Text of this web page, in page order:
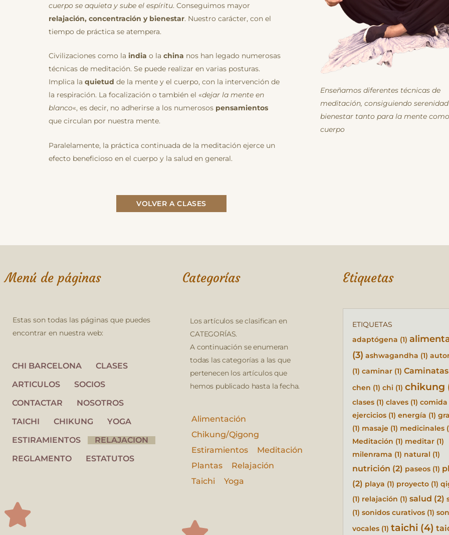
cuerpo se aquieta y sube el espíritu. Conseguimos mayor
relajación, concentración y bienestar. Nuestro carácter, con el
tiempo de práctica se atempera.
Civilizaciones como la india o la china nos han legado numerosas
técnicas de meditación. Se puede realizar en varias posturas.
Implica la quietud de la mente y el cuerpo, con la intervención de
la respiración. La focalización o también el «dejar la mente en
blanco«, es decir, no adherirse a los numerosos pensamientos
que circulan por nuestra mente.
Paralelamente, la práctica continuada de la meditación ejerce un
efecto beneficioso en el cuerpo y la salud en general.
Enseñamos diferentes técnicas de
meditación, consiguiendo
bienestar tanto para la mente
cuerpo
VOLVER A CLASES
Menú de páginas
Estas son todas las páginas que puedes
encontrar en nuestra web:
CHI BARCELONA
CLASES
ARTICULOS
SOCIOS
CONTACTAR
NOSOTROS
TAICHI
CHIKUNG
YOGA
ESTIRAMIENTOS
RELAJACION
REGLAMENTO
ESTATUTOS
Categorías
Los artículos se clasifican en
CATEGORÍAS.
A continuación se enumeran
todas las categorías a las que
pertenecen los artículos que
hemos publicado hasta la fecha.
Alimentación
Chikung/Qigong
Estiramientos
Meditación
Plantas
Relajación
Taichi
Yoga
Etiquetas
ETIQUETAS
adaptógena (1)
(3) ashwagandha (1)
(1) caminar(1) Caminatas
chen (1) chi (1) chikung
clases(1) claves(1) comida
ejercicios(1) energía (1)
(1) masaje(1) medicinales
Meditación (1) meditar(1)
milenrama (1) natural (1)
nutrición (2) paseos(1)
(2) playa (1) proyecto(1)
(1) relajación (1) salud (2)
(1) sonidos curativos(1)
vocales(1) taichi(4)